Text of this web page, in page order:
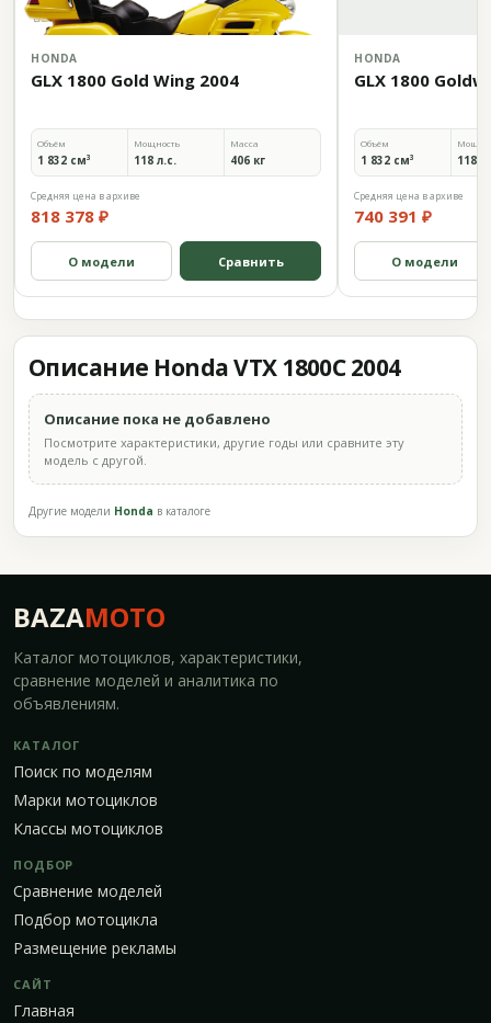
HONDA
GLX 1800 Gold Wing 2004
Объём
1 832 см³
Мощность
118 л.с.
Масса
406 кг
Средняя цена в архиве
818 378 ₽
О модели Сравнить
HONDA
GLX 1800
Объём
1 832 см³ 118
Средняя цена в архиве
740 391 ₽
О модели
Описание Honda VTX 1800C 2004
Описание пока не добавлено
Посмотрите характеристики, другие годы или сравните эту
модель с другой.
Другие модели Honda в каталоге
BAZAMOTO
Каталог мотоциклов, характеристики,
сравнение моделей и аналитика по
объявлениям.
КАТАЛОГ
Поиск по моделям
Марки мотоциклов
Классы мотоциклов
ПОДБОР
Сравнение моделей
Подбор мотоцикла
Размещение рекламы
САЙТ
Главная